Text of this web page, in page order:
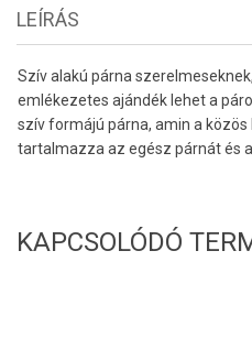
LEÍRÁS
Szív alakú párna
emlékezetes ajándék lehet a
szív formájú párna, amin a
tartalmazza az egész párnát és
KAPCSOLÓDÓ